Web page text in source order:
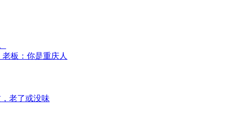
板：你是重庆人
老了或没味